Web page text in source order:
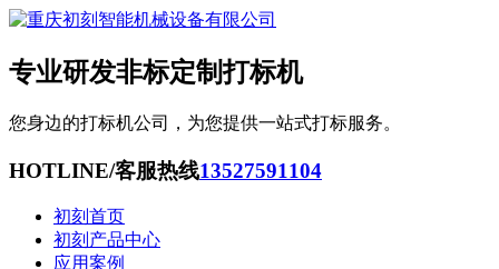
专业研发非标定制打标机
您身边的打标机公司，为您提供一站式打标服务。
HOTLINE/客服热线13527591104
初刻首页
初刻产品中心
应用案例